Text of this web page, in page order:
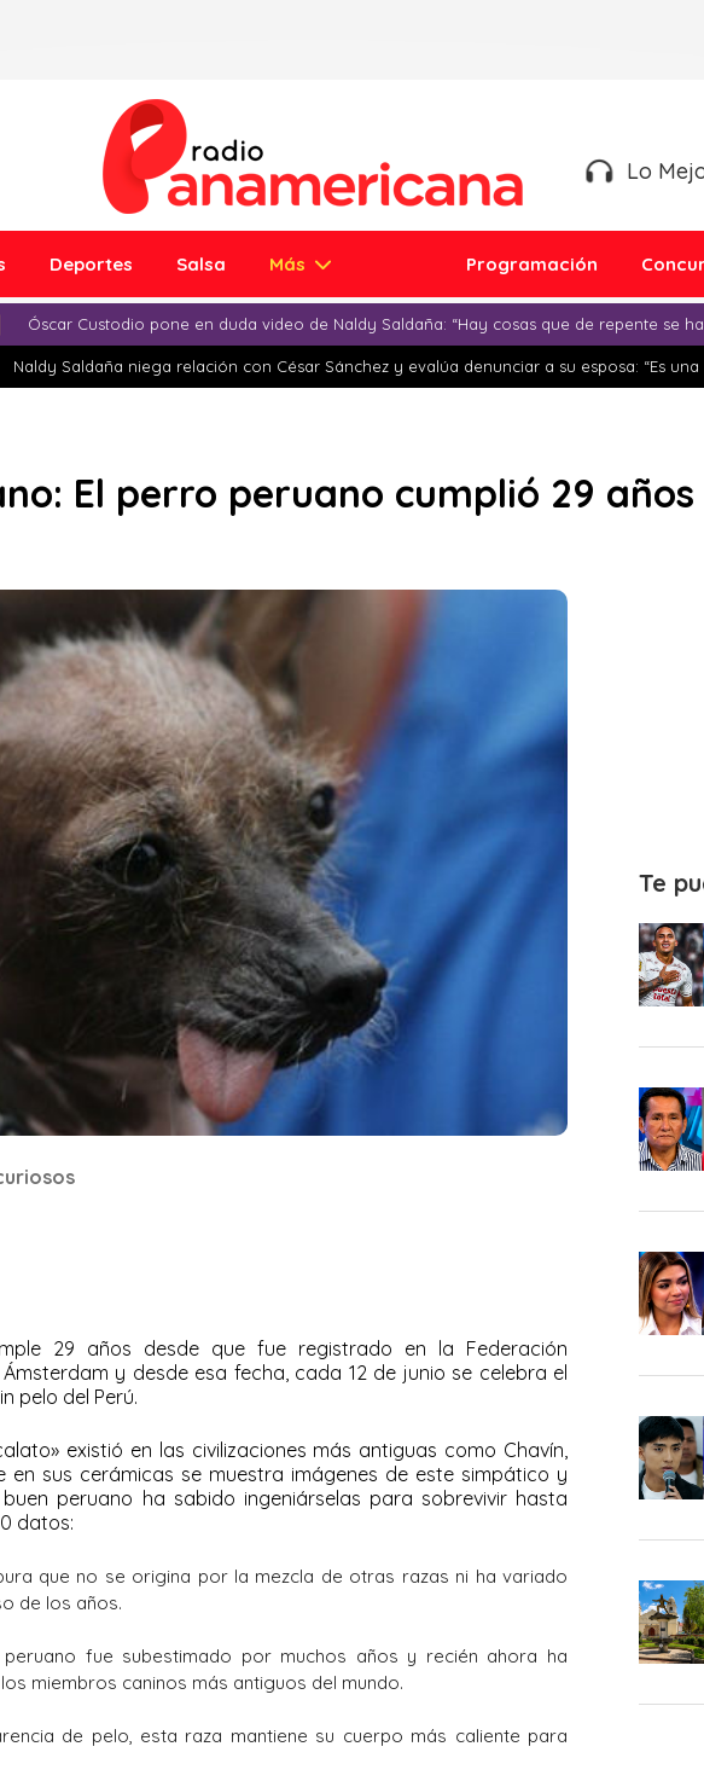
Lo
Deportes Salsa Más Programación
Óscar Custodio pone en duda video de Naldy Saldaña: “Hay cosas que de repente se
Naldy Saldaña niega relación con César Sánchez y evalúa denunciar a su esposa: “Es una
El perro peruano cumplió 29 años
29 años desde que fue registrado en la Federación
y desde esa fecha, cada 12 de junio se celebra el
pelo del Perú.
existió en las civilizaciones más antiguas como Chavín,
en sus cerámicas se muestra imágenes de este simpático y
peruano ha sabido ingeniárselas para sobrevivir hasta
datos:
que no se origina por la mezcla de otras razas ni ha variado
de los años.
fue subestimado por muchos años y recién ahora ha
miembros caninos más antiguos del mundo.
de pelo, esta raza mantiene su cuerpo más caliente para
Te